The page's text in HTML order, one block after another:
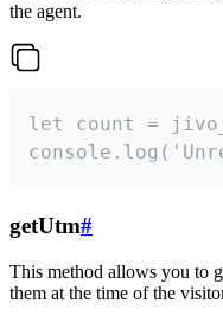
the agent.
let count =
getUtm#
This method allows you to
them at the time of the